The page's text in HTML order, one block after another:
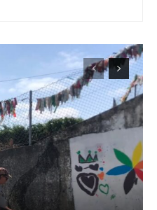
e ajude-nos a manter este serviço
os conteúdos exclusivos e versões
desejado: